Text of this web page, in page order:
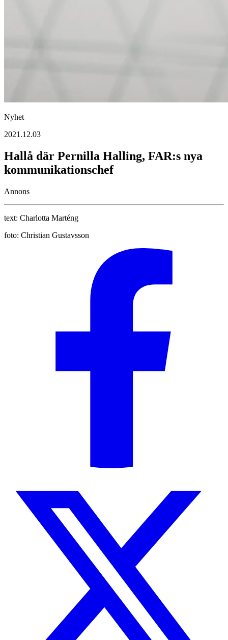
Nyhet
2021.12.03
Hallå där Pernilla Halling, FAR:s nya
kommunikations­chef
Annons
text: Charlotta Marténg
foto: Christian Gustavsson